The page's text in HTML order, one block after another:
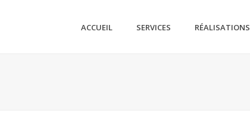
ACCUEIL SERVICES RÉALISATIONS